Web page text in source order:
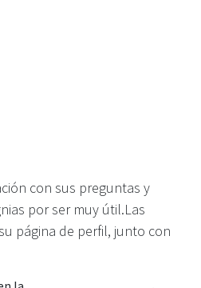
con sus preguntas y
por ser muy útil.Las
página de perfil, junto con